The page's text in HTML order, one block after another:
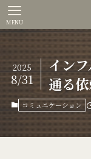
MENU
イン
通る
2025
8/31
コミュニケーション